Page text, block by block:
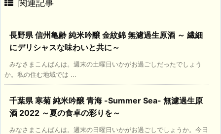
関連記事
長野県 信州亀齢 純米吟醸 金紋錦 無濾過生原酒 ～ 繊細
にデリシャスな味わいと共に～
みなさまこんばんは。週末の土曜日いかがお過ごしだったでしょう
か。私の住む地域では ...
千葉県 寒菊 純米吟醸 青海 -Summer Sea- 無濾過生原
酒 2022 ～夏の食卓の彩りを～
みなさまこんばんは。週末の日曜日いかがお過ごしでしょうか。今日